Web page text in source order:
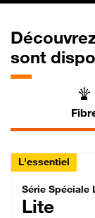
sont
L'essentiel
Série
Série Spéciale
Lite